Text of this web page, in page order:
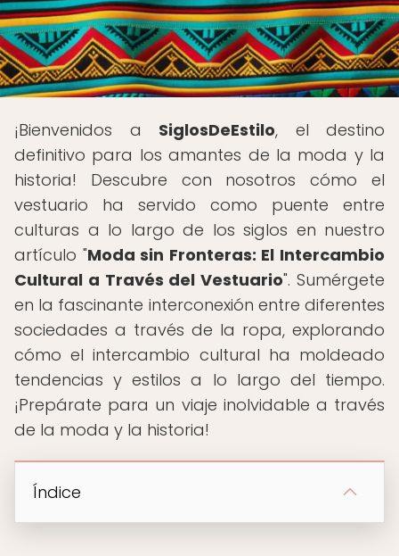
¡Bienvenidos a SiglosDeEstilo, el destino
definitivo para los amantes de la moda y la
historia! Descubre con nosotros cómo el
vestuario ha servido como puente entre
culturas a lo largo de los siglos en nuestro
artículo "Moda sin Fronteras: El Intercambio
Cultural a Través del Vestuario". Sumérgete
en la fascinante interconexión entre diferentes
sociedades a través de la ropa, explorando
cómo el intercambio cultural ha moldeado
tendencias y estilos a lo largo del tiempo.
¡Prepárate para un viaje inolvidable a través
de la moda y la historia!
Índice